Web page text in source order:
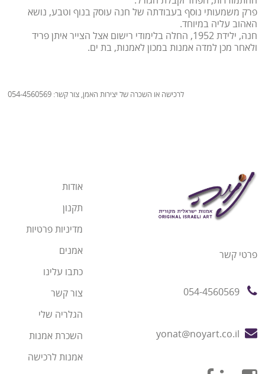
פרק משמעותי נוסף בעבודתה של חנה עוסק בנוף וטבע, נושא
האהוב עליה במיוחד.
חנה, ילידת 1952, החלה בלימודי רישום אצל הצייר איתן פריד
ולאחר מכן למדה אמנות במכון לאמנות, בת ים.
לרכישה או השכרה של יצירות האמן, צור קשר: 054-4560569
פרטי קשר
054-4560569
yonat@noyart.co.il
אודות
תקנון
מדיניות פרטיות
אמנים
כתבו עלינו
צור קשר
הגלריה שלי
השכרת אמנות
אמנות לרכישה